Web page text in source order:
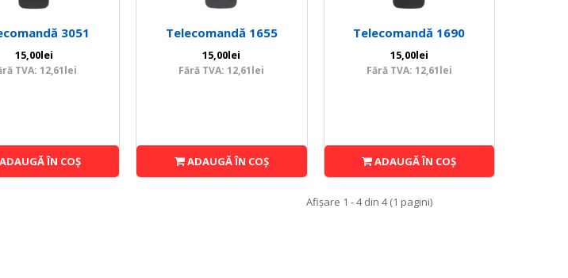
3051
15,00lei
TVA: 12,61lei
ADAUGĂ ÎN COŞ
Telecomandă 1655
15,00lei
Fără TVA: 12,61lei
ADAUGĂ ÎN COŞ
Telecomandă 1690
15,00lei
Fără TVA: 12,61lei
ADAUGĂ ÎN COŞ
Afişare 1 - 4 din 4 (1 pagini)